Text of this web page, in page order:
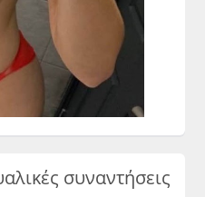
συναντήσεις